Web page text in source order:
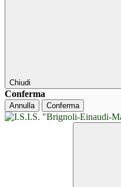
Chiudi
Conferma
Annulla Conferma